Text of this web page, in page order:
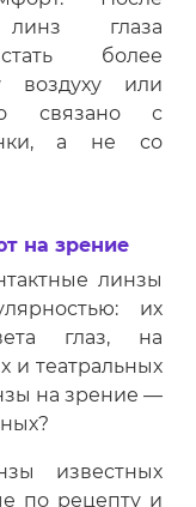
глаза
более
воздуху или
связано с
а не со
на зрение
линзы
их
глаз, на
и театральных
на зрение —
известных
по рецепту и